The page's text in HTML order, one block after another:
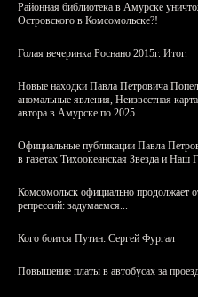
Районная библиотека в Амурске
Островского в Комсомольске?!
Голая вечеринка Роснано 2015г. Итог.
Новые находки Павла Петровича
аномальные явления, Неизвестная
автора в Амурске по 2025
Официальные публикации Павла
в газетах Тихоокеанская Звезда и Наш
Комсомольск официально продолжает
репрессий: задумаемся...
Кого боится Путин: Сергей Фургал
Повышение платы в автобусах за